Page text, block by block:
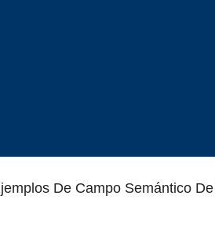
De Campo Semántico